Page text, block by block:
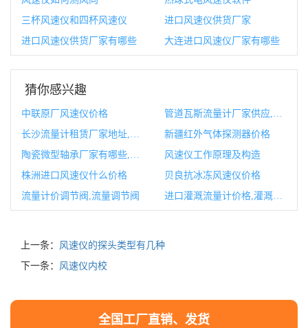
三杯风速仪和四杯风速仪
进口风速仪供货厂家
进口风速仪供货厂家有哪些
大连进口风速仪厂家有哪些
猜你感兴趣
中联原厂风速仪价格
新疆红外气体探测器价格
风速仪工作原理及构造
株洲进口风速仪什么价格
贝良抗冰冻风速仪价格
流量计价调节阀,流量调节阀
进口灌溉流量计价格,灌溉流量计算公式
上一条： 风速仪的探头类型有几种
下一条： 风速仪内校
全国工厂直销、发货